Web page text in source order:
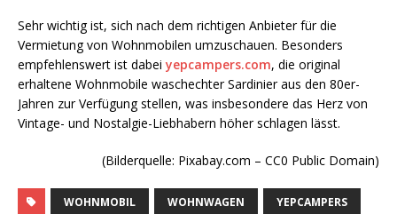
Sehr wichtig ist, sich nach dem richtigen Anbieter für die
Vermietung von Wohnmobilen umzuschauen. Besonders
empfehlenswert ist dabei yepcampers.com, die original
erhaltene Wohnmobile waschechter Sardinier aus den 80er-
Jahren zur Verfügung stellen, was insbesondere das Herz von
Vintage- und Nostalgie-Liebhabern höher schlagen lässt.
(Bilderquelle: Pixabay.com – CC0 Public Domain)
WOHNMOBIL WOHNWAGEN YEPCAMPERS